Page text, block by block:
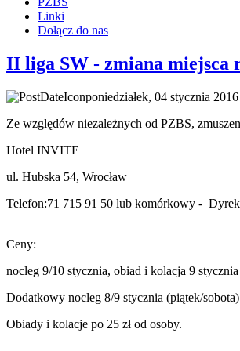
Linki
Dołącz do nas
II liga SW - zmiana miejsca
poniedziałek, 04 stycznia
Ze względów niezależnych od PZBS,
Hotel INVITE
ul. Hubska 54, Wrocław
Telefon:71 715 91 50 lub komórkowy -
Ceny:
nocleg 9/10 stycznia, obiad i kolacja 9
Dodatkowy nocleg 8/9 stycznia (piątek/
Obiady i kolacje po 25 zł od osoby.